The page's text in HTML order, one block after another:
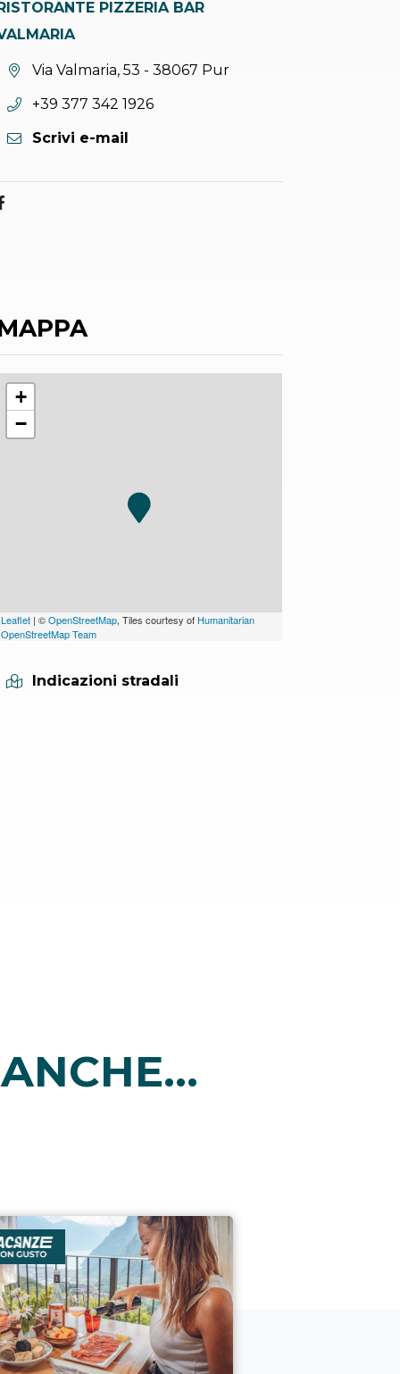
PIZZERIA BAR
Località:Via Valmaria, 53 - 38067 Pur
Telefono:
+39 377 342 1926
Scrivi e-mail
+
−
Leaflet | ©OpenStreetMap, Tiles courtesy of Humanitarian
OpenStreetMap Team
Indicazioni stradali